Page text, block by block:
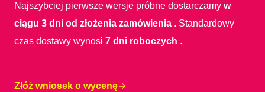
Najszybciej pierwsze wersje próbne dostarczamy w
ciągu 3 dni od złożenia zamówienia . Standardowy
czas dostawy wynosi 7 dni roboczych .
Złóż wniosek o wycenę